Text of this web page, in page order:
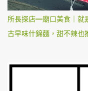
所長探店—廟口美食｜就
古早味什錦麵，甜不辣也